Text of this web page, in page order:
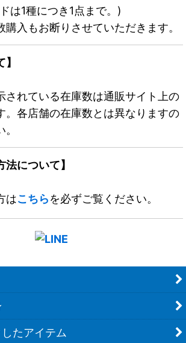
は1種につき1点まで。)
購入もお断りさせていただきます。
されている在庫数は通販サイト上の
。各店舗の在庫数とは異なりますの
法について】
はこちらを必ずご覧ください。
たアイテム